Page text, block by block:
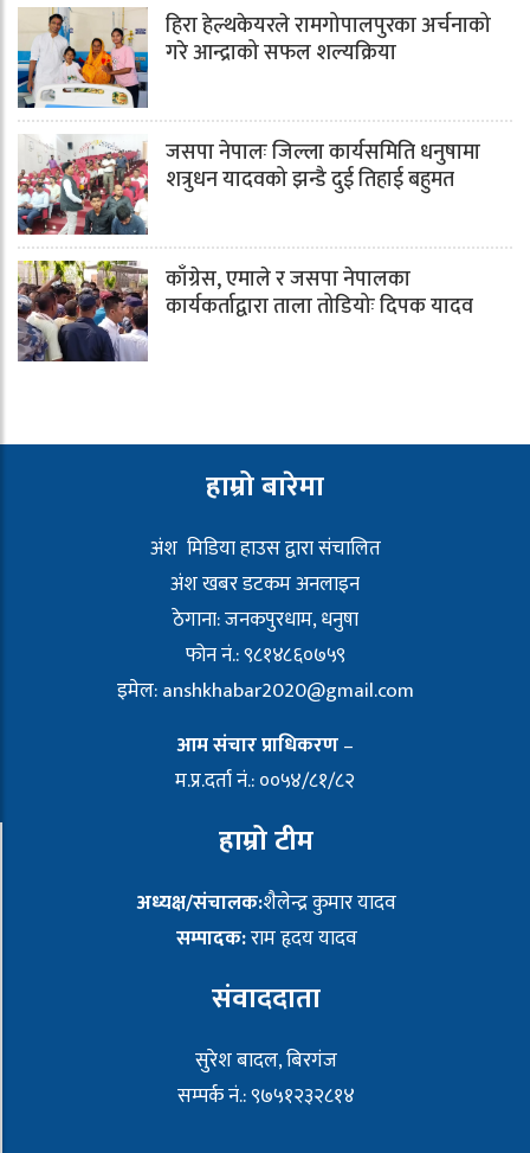
हिरा हेल्थकेयरले रामगोपालपुरका अर्चनाको
गरे आन्द्राको सफल शल्यक्रिया
जसपा नेपालः जिल्ला कार्यसमिति धनुषामा
शत्रुधन यादवको झन्डै दुई तिहाई बहुमत
काँग्रेस, एमाले र जसपा नेपालका
कार्यकर्ताद्वारा ताला तोडियोः दिपक यादव
हाम्रो बारेमा
अंश मिडिया हाउस द्वारा संचालित
अंश खबर डटकम अनलाइन
ठेगाना: जनकपुरधाम, धनुषा
फोन नं.: ९८१४८६०७५९
इमेल:anshkhabar2020@gmail.com
आम संचार प्राधिकरण–
म.प्र.दर्ता नं.: ००५४/८१/८२
हाम्रो टीम
अध्यक्ष/संचालक:शैलेन्द्र कुमार यादव
सम्पादक:राम हृदय यादव
संवाददाता
सुरेश बादल, बिरगंज
सम्पर्क नं.: ९७५१२३२८१४